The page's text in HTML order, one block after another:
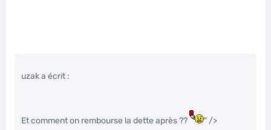
uzak a écrit :
Et comment on rembourse la dette après ?? " />